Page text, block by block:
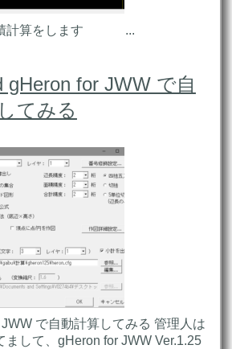
積計算をします ...
gHeron for JWW で自
てみる
で自動計算してみる 管理人は
まして、gHeron for JWW Ver.1.25